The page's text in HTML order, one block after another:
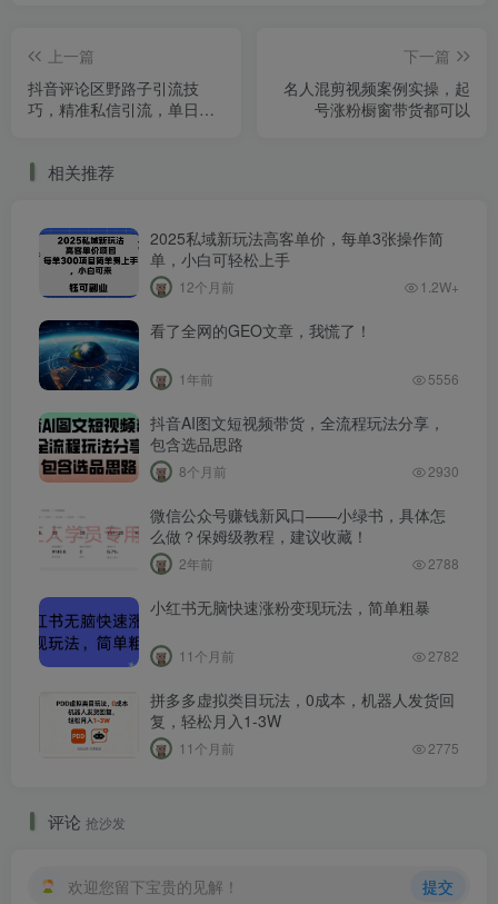
上一篇
抖音评论区野路子引流技
巧，精准私信引流，单日吸
下一篇
名人混剪视频案例实操，起
号涨粉橱窗带货都可以
相关推荐
2025私域新玩法高客单价，每单3张操作简
单，小白可轻松上手
12个月前 1.2W+
看了全网的GEO文章，我慌了！
1年前 5556
抖音AI图文短视频带货，全流程玩法分享，
包含选品思路
8个月前 2930
微信公众号赚钱新风口——小绿书，具体怎
么做？保姆级教程，建议收藏！
2年前 2788
小红书无脑快速涨粉变现玩法，简单粗暴
11个月前 2782
拼多多虚拟类目玩法，0成本，机器人发货回
复，轻松月入1-3W
11个月前 2775
评论 抢沙发
欢迎您留下宝贵的见解！ 提交